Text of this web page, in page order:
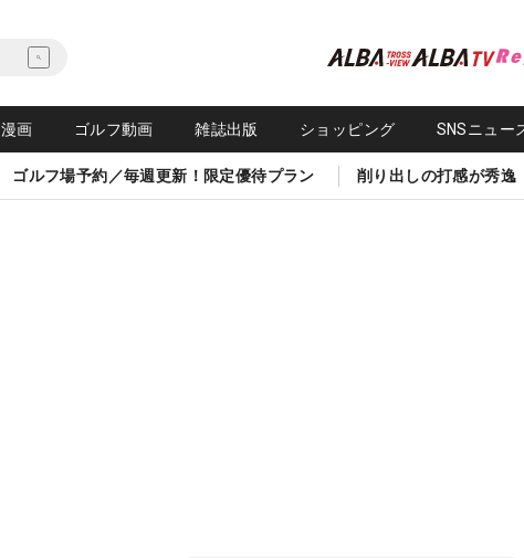
漫画 ゴルフ動画 雑誌出版 ショッピング SNSニュー
ゴルフ場予約／毎週更新！限定優待プラン 削り出しの打感が秀逸